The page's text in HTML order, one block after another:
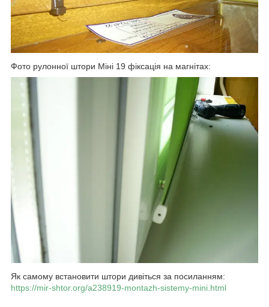
Фото рулонної штори Міні 19 фіксація на магнітах:
Як самому встановити штори дивіться за посиланням:
https://mir-shtor.org/a238919-montazh-sistemy-mini.html